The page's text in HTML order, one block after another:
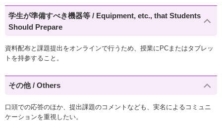
学生が準備すべき機器等 / Equipment, etc., that Students
Should Prepare
資料配布と課題提出をオンラインで行うため、授業にPCまたはタブレッ
トを持参すること。
その他 / Others
口頭での応答のほか、提出課題のコメントなども、実名によるコミュニ
ケーションを重視したい。